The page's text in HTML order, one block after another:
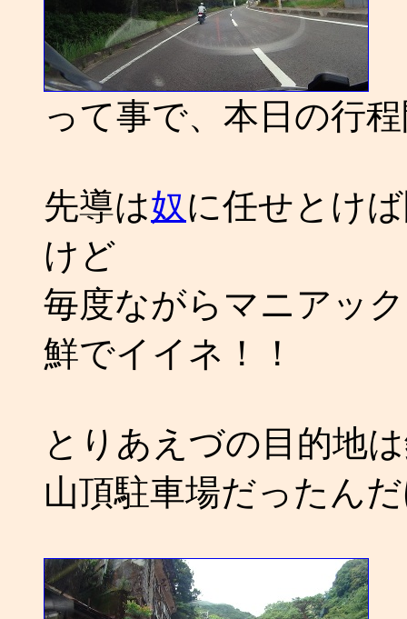
って事で、本日の行
先導は奴に任せとけ
けど
毎度ながらマニアッ
鮮でイイネ！！
とりあえづの目的地
山頂駐車場だったん